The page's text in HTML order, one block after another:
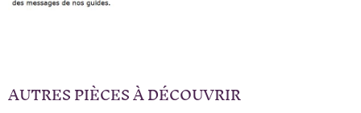
AUTRES PIÈCES À DÉCOUVRIR